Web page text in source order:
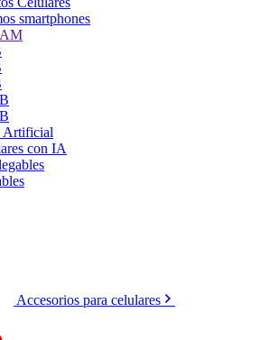
smartphones
Artificial
con IA
Accesorios para celulares